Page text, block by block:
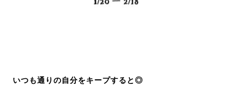
いつも通りの自分をキープすると◎